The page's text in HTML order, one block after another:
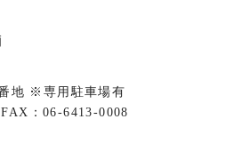
地 ※専用駐車場有
：06-6413-0008